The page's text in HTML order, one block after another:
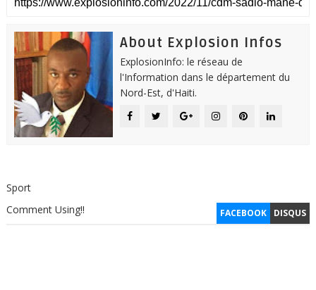
About Explosion Infos
ExplosionInfo: le réseau de
l'Information dans le département du
Nord-Est, d'Haiti.
Sport
FACEBOOK DISQUS
Comment Using!!